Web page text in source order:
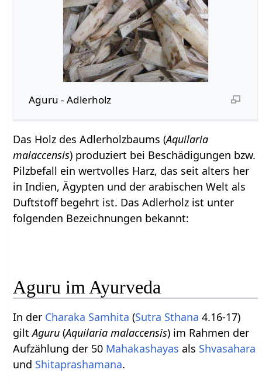
Aguru - Adlerholz
Das Holz des Adlerholzbaums (Aquilaria
malaccensis) produziert bei Beschädigungen bzw.
Pilzbefall ein wertvolles Harz, das seit alters her
in Indien, Ägypten und der arabischen Welt als
Duftstoff begehrt ist. Das Adlerholz ist unter
folgenden Bezeichnungen bekannt:
Aguru im Ayurveda
In der Charaka Samhita (Sutra Sthana 4.16-17)
giltAguru (Aquilaria malaccensis) im Rahmen der
Aufzählung der 50 Mahakashayas als Shvasahara
und Shitaprashamana.